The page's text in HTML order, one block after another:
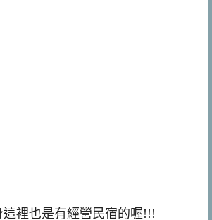
這裡也是有經營民宿的喔!!!